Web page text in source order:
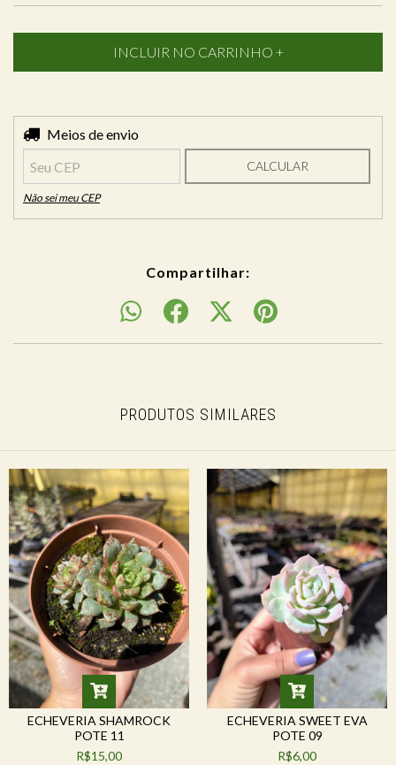
Entregas para o CEP:
Meios de envio
CALCULAR
Não sei meu CEP
Compartilhar:
PRODUTOS SIMILARES
ECHEVERIA SHAMROCK
POTE 11
R$15,00
ECHEVERIA SWEET EVA
POTE 09
R$6,00